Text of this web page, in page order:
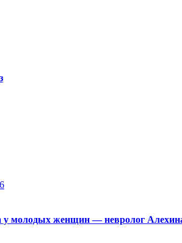
у молодых женщин — невролог